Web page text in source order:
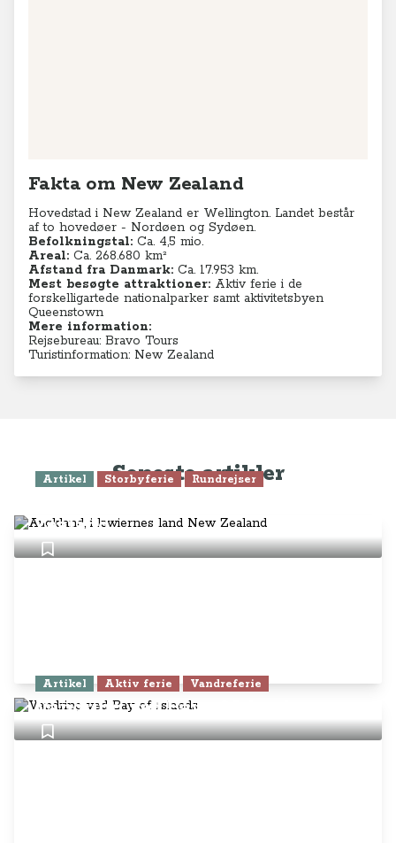
Fakta om New Zealand
Hovedstad i New Zealand er Wellington. Landet består
af to hovedøer - Nordøen og Sydøen.
Befolkningstal: Ca. 4,5 mio.
Areal: Ca. 268.680 km²
Afstand fra Danmark: Ca. 17.953 km.
Mest besøgte attraktioner: Aktiv ferie i de
forskelligartede nationalparker samt aktivitetsbyen
Queenstown
Mere information:
Rejsebureau: Bravo Tours
Turistinformation: New Zealand
Seneste artikler
Artikel Storbyferie Rundrejser
Zealand
Artikel Aktiv ferie Vandreferie
Vandring ved Bay of Islands